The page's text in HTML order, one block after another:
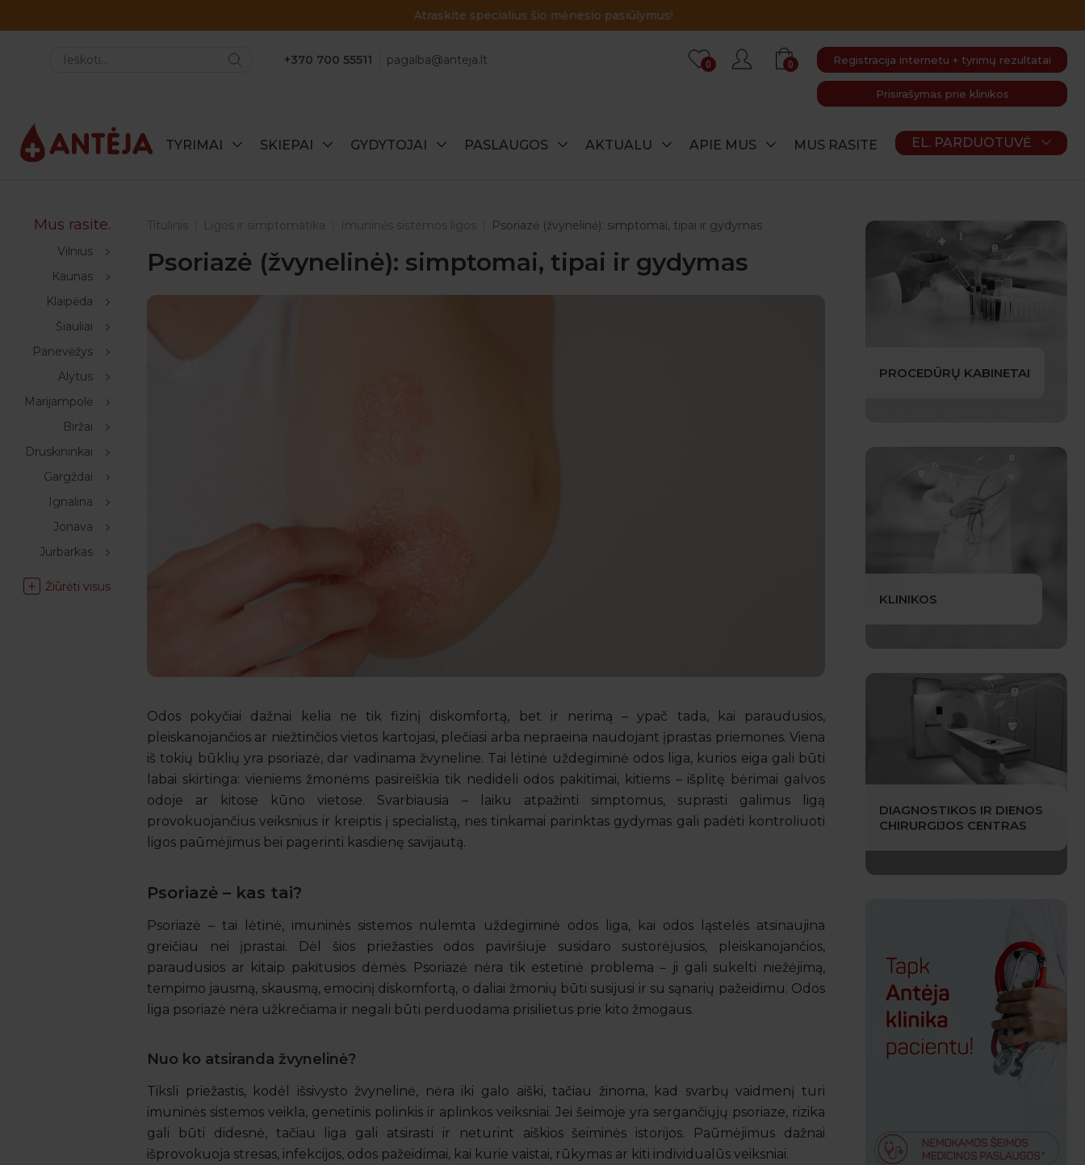
Atraskite specialius šio mėnesio pasiūlymus!
+370 700 55511 pagalba@anteja.lt Registracija internetu + tyrimų rezultatai
Prisirašymas prie klinikos
0 0
TYRIMAI SKIEPAI GYDYTOJAI PASLAUGOS AKTUALU APIE MUS MUS RASITE EL. PARDUOTUVĖ
Mus rasite.
Vilnius
Kaunas
Klaipėda
Šiauliai
Panevėžys
Alytus
Marijampolė
Biržai
Druskininkai
Gargždai
Ignalina
Jonava
Jurbarkas
Žiūrėti visus
Titulinis Ligos ir simptomatika Imuninės sistemos ligos Psoriazė (žvynelinė): simptomai, tipai ir gydymas
Psoriazė (žvynelinė): simptomai, tipai ir gydymas
Odos pokyčiai dažnai kelia ne tik fizinį diskomfortą, bet ir nerimą – ypač tada, kai paraudusios,
pleiskanojančios ar niežtinčios vietos kartojasi, plečiasi arba nepraeina naudojant įprastas priemones. Viena
iš tokių būklių yra psoriazė, dar vadinama žvyneline. Tai lėtinė uždegiminė odos liga, kurios eiga gali būti
labai skirtinga: vieniems žmonėms pasireiškia tik nedideli odos pakitimai, kitiems – išplitę bėrimai galvos
odoje ar kitose kūno vietose. Svarbiausia – laiku atpažinti simptomus, suprasti galimus ligą
provokuojančius veiksnius ir kreiptis į specialistą, nes tinkamai parinktas gydymas gali padėti kontroliuoti
ligos paūmėjimus bei pagerinti kasdienę savijautą.
Psoriazė – kas tai?
Psoriazė – tai lėtinė, imuninės sistemos nulemta uždegiminė odos liga, kai odos ląstelės atsinaujina
greičiau nei įprastai. Dėl šios priežasties odos paviršiuje susidaro sustorėjusios, pleiskanojančios,
paraudusios ar kitaip pakitusios dėmės. Psoriazė nėra tik estetinė problema – ji gali sukelti niežėjimą,
tempimo jausmą, skausmą, emocinį diskomfortą, o daliai žmonių būti susijusi ir su sąnarių pažeidimu. Odos
liga psoriazė nėra užkrečiama ir negali būti perduodama prisilietus prie kito žmogaus.
Nuo ko atsiranda žvynelinė?
Tiksli priežastis, kodėl išsivysto žvynelinė, nėra iki galo aiški, tačiau žinoma, kad svarbų vaidmenį turi
imuninės sistemos veikla, genetinis polinkis ir aplinkos veiksniai. Jei šeimoje yra sergančiųjų psoriaze, rizika
gali būti didesnė, tačiau liga gali atsirasti ir neturint aiškios šeiminės istorijos. Paūmėjimus dažnai
išprovokuoja stresas, infekcijos, odos pažeidimai, kai kurie vaistai, rūkymas ar kiti individualūs veiksniai.
PROCEDŪRŲ KABINETAI
KLINIKOS
DIAGNOSTIKOS IR DIENOS
CHIRURGIJOS CENTRAS